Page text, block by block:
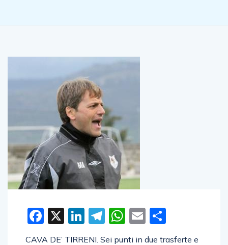
Facebook
X LinkedIn
Telegram
WhatsApp
Email
CAVA DE’ TIRRENI. Sei punti in due trasferte e